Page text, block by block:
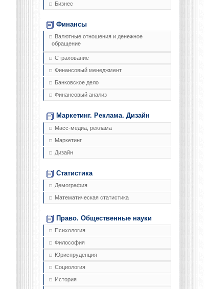
Бизнес
Финансы
Валютные отношения и денежное
обращение
Страхование
Финансовый менеджмент
Банковское дело
Финансовый анализ
Маркетинг. Реклама. Дизайн
Масс-медиа, реклама
Маркетинг
Дизайн
Статистика
Демография
Математическая статистика
Право. Общественные науки
Психология
Философия
Юриспруденция
Социология
История